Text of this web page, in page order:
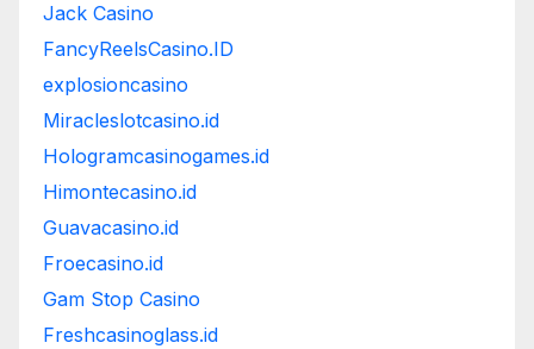
Jack Casino
FancyReelsCasino.ID
explosioncasino
Miracleslotcasino.id
Hologramcasinogames.id
Himontecasino.id
Guavacasino.id
Froecasino.id
Gam Stop Casino
Freshcasinoglass.id